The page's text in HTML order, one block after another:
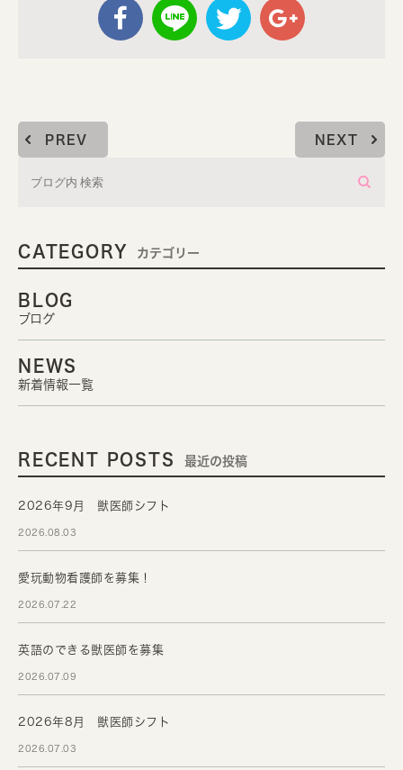
PREV NEXT
CATEGORY カテゴリー
BLOG
ブログ
NEWS
新着情報一覧
RECENT POSTS 最近の投稿
2026年9月 獣医師シフト
2026.08.03
愛玩動物看護師を募集！
2026.07.22
英語のできる獣医師を募集
2026.07.09
2026年8月 獣医師シフト
2026.07.03